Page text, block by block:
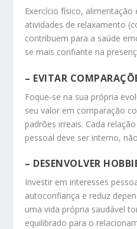
Exercício físico, alimentação
atividades de relaxamento
contribuem para a saúde
se mais confiante na
– EVITAR
Foque-se na sua própria
seu valor em comparação
padrões irreais. Cada
pessoal deve ser interno,
– DESENVOLVER
Investir em interesses
autoconfiança e reduz
uma vida própria saudável
equilibrado para o